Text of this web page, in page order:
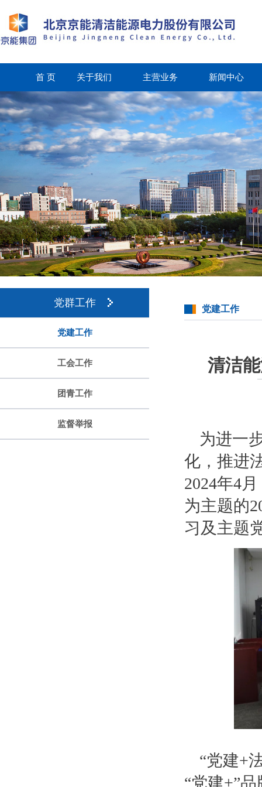
首 页 关于我们 主营业务 新闻中心
党群工作
党建工作
工会工作
团青工作
监督举报
党建工作
清洁
为进一
化，推进
2024年4
为主题的
习及主题
“党建+
“党建+”